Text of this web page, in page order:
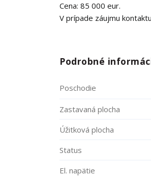
Cena: 85 000 eur.
V prípade záujmu
Podrobné
Poschodie
Zastavaná plocha
Úžitková plocha
Status
El. napätie